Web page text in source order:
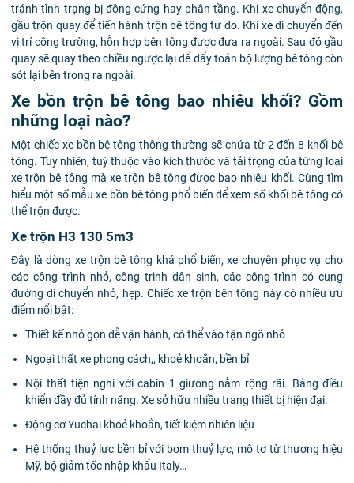
tránh tình trạng bị đông cứng hay phân tầng. Khi xe chuyển động,
gầu trộn quay để tiến hành trộn bê tông tự do. Khi xe di chuyển đến
vị trí công trường, hỗn hợp bên tông được đưa ra ngoài. Sau đó gầu
quay sẽ quay theo chiều ngược lại để đẩy toản bộ lượng bê tông còn
sót lại bên trong ra ngoài.
Xe bồn trộn bê tông bao nhiêu khối? Gồm
những loại nào?
Một chiếc xe bồn bê tông thông thường sẽ chứa từ 2 đến 8 khối bê
tông. Tuy nhiên, tuỳ thuộc vào kích thước và tải trọng của từng loại
xe trộn bê tông mà xe trộn bê tông được bao nhiêu khối. Cùng tìm
hiểu một số mẫu xe bồn bê tông phổ biến để xem số khối bê tông có
thể trộn được.
Xe trộn H3 130 5m3
Đây là dòng xe trộn bê tông khá phổ biến, xe chuyên phục vụ cho
các công trình nhỏ, công trình dân sinh, các công trình có cung
đường di chuyển nhỏ, hẹp. Chiếc xe trộn bên tông này có nhiều ưu
điểm nổi bật:
Thiết kế nhỏ gọn dễ vận hành, có thể vào tận ngõ nhỏ
Ngoại thất xe phong cách,, khoẻ khoắn, bền bỉ
Nội thất tiện nghi với cabin 1 giường nằm rộng rãi. Bảng điều
khiển đầy đủ tính năng. Xe sở hữu nhiều trang thiết bị hiện đại.
Động cơ Yuchai khoẻ khoắn, tiết kiệm nhiên liệu
Hệ thống thuỷ lực bền bỉ với bơm thuỷ lực, mô tơ từ thương hiệu
Mỹ, bộ giảm tốc nhập khẩu Italy…